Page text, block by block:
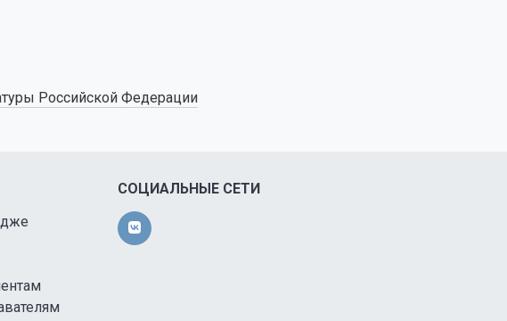
Российской Федерации
СОЦИАЛЬНЫЕ СЕТИ